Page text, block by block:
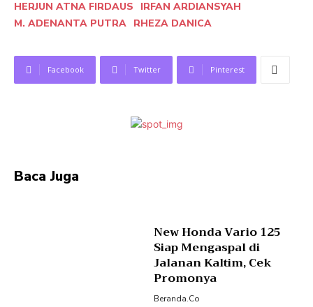
HERJUN ATNA FIRDAUS
IRFAN ARDIANSYAH
M. ADENANTA PUTRA RHEZA DANICA
Facebook Twitter Pinterest
Baca Juga
New Honda Vario 125
Siap Mengaspal di
Jalanan Kaltim, Cek
Promonya
Beranda.co